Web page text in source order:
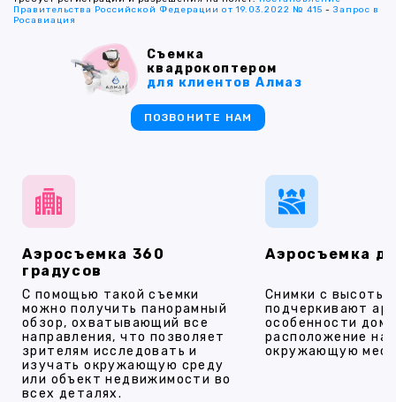
Аэросъемка 360
градусов
С помощью такой съемки
можно получить панорамный
обзор, охватывающий все
направления, что позволяет
зрителям исследовать и
изучать окружающую среду
или объект недвижимости во
всех деталях.
Аэросъемка
Снимки с высоты
подчеркивают
особенности
расположение на
окружающую
Правительства Российской Федерации от 19.03.2022 № 415 -Запрос в
Росавиация
Съемка
квадрокоптером
для клиентов Алмаз
ПОЗВОНИТЕ НАМ